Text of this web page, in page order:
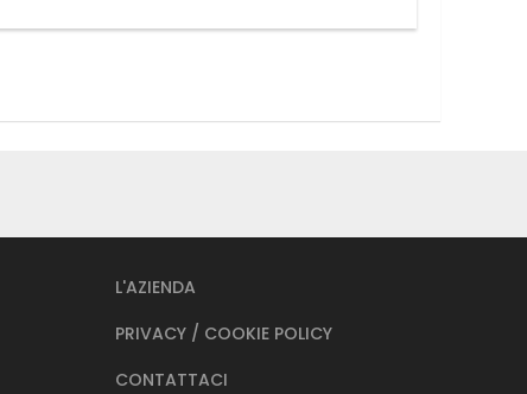
L'AZIENDA
PRIVACY / COOKIE POLICY
CONTATTACI